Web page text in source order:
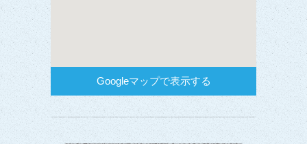
Googleマップで表示する